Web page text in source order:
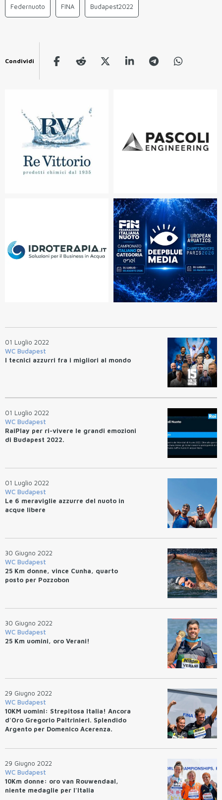
Federnuoto FINA Budapest2022
Condividi
01 Luglio 2022
WC Budapest
I tecnici azzurri fra i migliori al mondo
01 Luglio 2022
WC Budapest
RaiPlay per ri-vivere le grandi emozioni
di Budapest 2022.
01 Luglio 2022
WC Budapest
Le 6 meraviglie azzurre del nuoto in
acque libere
30 Giugno 2022
WC Budapest
25 Km donne, vince Cunha, quarto
posto per Pozzobon
30 Giugno 2022
WC Budapest
25 Km uomini, oro Verani!
29 Giugno 2022
WC Budapest
10KM uomini: Strepitosa Italia! Ancora
d'Oro Gregorio Paltrinieri. Splendido
Argento per Domenico Acerenza.
29 Giugno 2022
WC Budapest
10Km donne: oro van Rouwendaal,
niente medaglie per l'Italia